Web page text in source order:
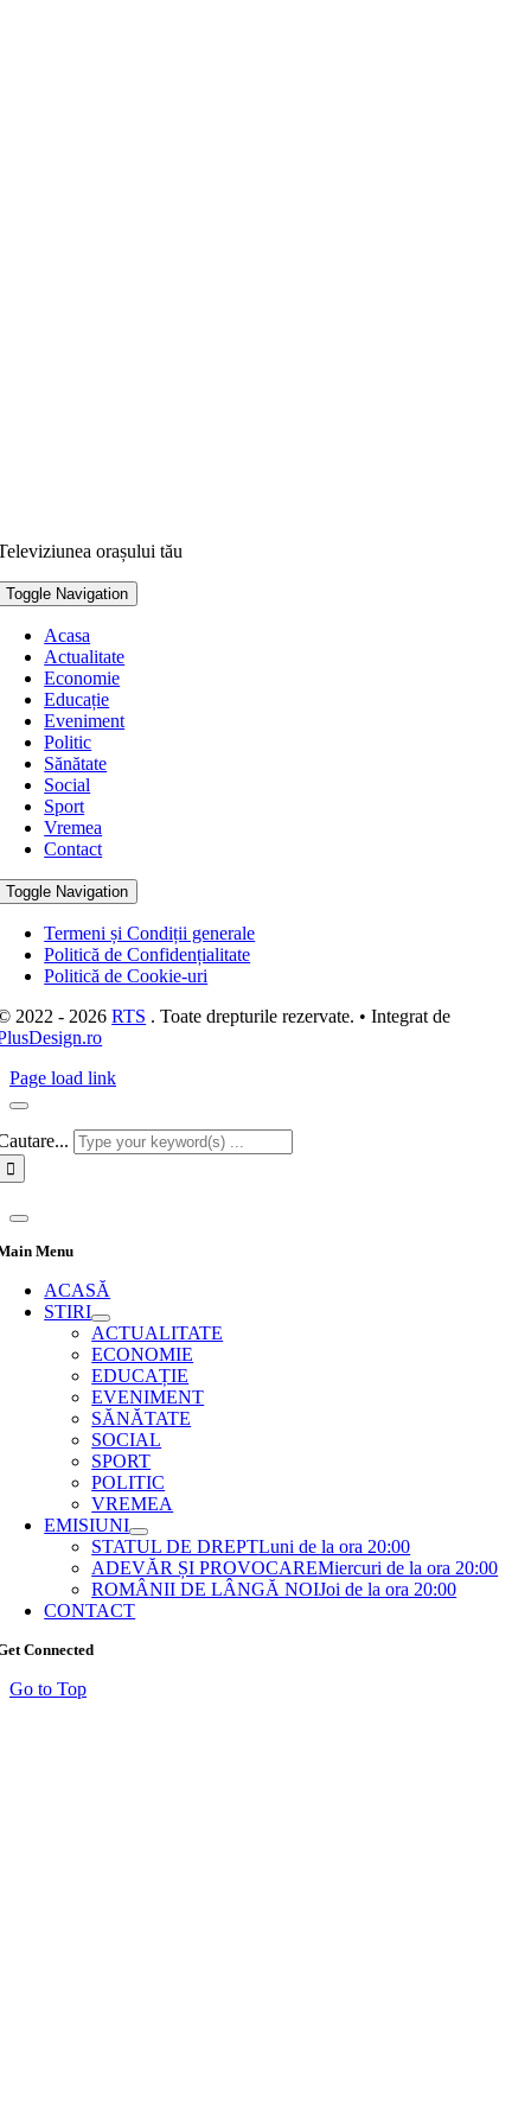
orașului tău
Toggle Navigation
Acasa
Actualitate
Economie
Educație
Eveniment
Politic
Sănătate
Social
Sport
Vremea
Contact
Toggle Navigation
Termeni și Condiții generale
Politică de Confidențialitate
Politică de Cookie-uri
2022 - 2026RTS . Toate drepturile rezervate. • Integrat de
Page load link
Menu
ACASĂ
STIRI
ACTUALITATE
ECONOMIE
EDUCAȚIE
EVENIMENT
SĂNĂTATE
SOCIAL
SPORT
POLITIC
VREMEA
EMISIUNI
STATUL DE DREPTLuni de la ora 20:00
ADEVĂR ȘI PROVOCAREMiercuri de la ora 20:00
ROMÂNII DE LÂNGĂ NOIJoi de la ora 20:00
CONTACT
Connected
Go to Top